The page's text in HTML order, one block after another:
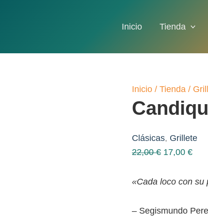
Inicio Tienda
Inicio / Tienda /
Clásicas, Grillete
22,00€ El
original
22,00 €.
17,00 €El
«Cada loco con su
– Segismundo